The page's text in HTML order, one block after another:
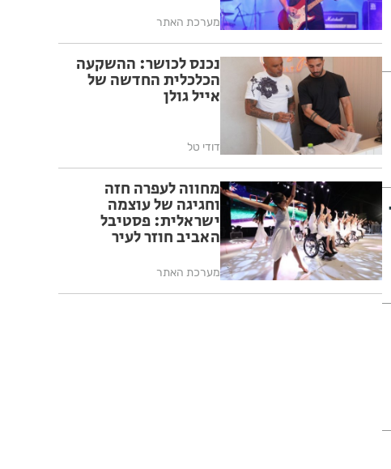
מערכת האתר
נכנס לכושר: ההשקעה
הכלכלית החדשה של
אייל גולן
דודי טל
מחווה לעפרה חזה
וחגיגה של עוצמה
ישראלית: פסטיבל
האביב חוזר לעיר
מערכת האתר